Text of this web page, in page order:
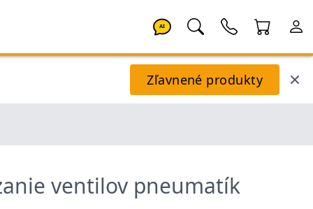
AI
Zľavnené produkty
ventilov pneumatík